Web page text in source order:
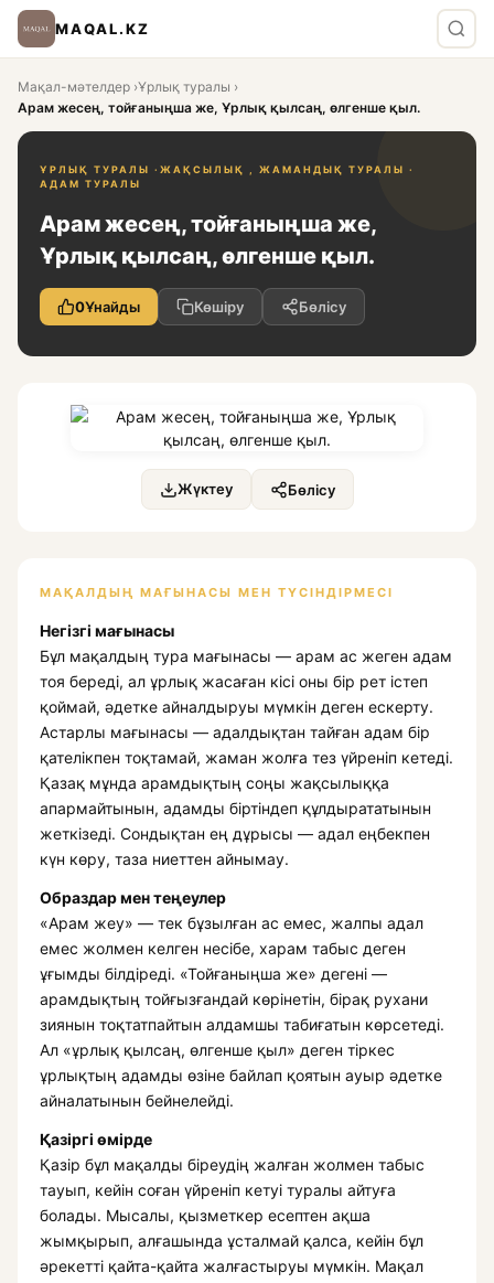
MAQAL.KZ
Мақал-мәтелдер ›Ұрлық туралы ›
Арам жесең, тойғаныңша же, Ұрлық қылсаң, өлгенше қыл.
ҰРЛЫҚ ТУРАЛЫ · ЖАҚСЫЛЫҚ , ЖАМАНДЫҚ ТУРАЛЫ ·
АДАМ ТУРАЛЫ
Арам жесең, тойғаныңша же,
Ұрлық қылсаң, өлгенше қыл.
0Ұнайды Көшіру Бөлісу
Жүктеу Бөлісу
МАҚАЛДЫҢ МАҒЫНАСЫ МЕН ТҮСІНДІРМЕСІ
Негізгі мағынасы
Бұл мақалдың тура мағынасы — арам ас жеген адам
тоя береді, ал ұрлық жасаған кісі оны бір рет істеп
қоймай, әдетке айналдыруы мүмкін деген ескерту.
Астарлы мағынасы — адалдықтан тайған адам бір
қателікпен тоқтамай, жаман жолға тез үйреніп кетеді.
Қазақ мұнда арамдықтың соңы жақсылыққа
апармайтынын, адамды біртіндеп құлдырататынын
жеткізеді. Сондықтан ең дұрысы — адал еңбекпен
күн көру, таза ниеттен айнымау.
Образдар мен теңеулер
«Арам жеу» — тек бұзылған ас емес, жалпы адал
емес жолмен келген несібе, харам табыс деген
ұғымды білдіреді. «Тойғаныңша же» дегені —
арамдықтың тойғызғандай көрінетін, бірақ рухани
зиянын тоқтатпайтын алдамшы табиғатын көрсетеді.
Ал «ұрлық қылсаң, өлгенше қыл» деген тіркес
ұрлықтың адамды өзіне байлап қоятын ауыр әдетке
айналатынын бейнелейді.
Қазіргі өмірде
Қазір бұл мақалды біреудің жалған жолмен табыс
тауып, кейін соған үйреніп кетуі туралы айтуға
болады. Мысалы, қызметкер есептен ақша
жымқырып, алғашында ұсталмай қалса, кейін бұл
әрекетті қайта-қайта жалғастыруы мүмкін. Мақал